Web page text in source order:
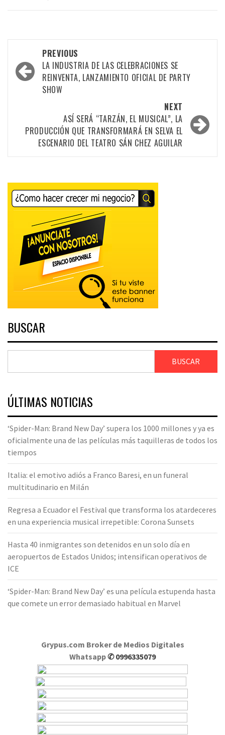
navigation
PREVIOUS
LA INDUSTRIA DE LAS CELEBRACIONES SE
REINVENTA, LANZAMIENTO OFICIAL DE PARTY
SHOW
NEXT
ASÍ SERÁ “TARZÁN, EL MUSICAL”, LA
PRODUCCIÓN QUE TRANSFORMARÁ EN SELVA EL
ESCENARIO DEL TEATRO SÁN CHEZ AGUILAR
BUSCAR
BUSCAR
ÚLTIMAS NOTICIAS
‘Spider-Man: Brand New Day’ supera los 1000 millones y ya es
oficialmente una de las películas más taquilleras de todos los
tiempos
Italia: el emotivo adiós a Franco Baresi, en un funeral
multitudinario en Milán
Regresa a Ecuador el Festival que transforma los atardeceres
en una experiencia musical irrepetible: Corona Sunsets
Hasta 40 inmigrantes son detenidos en un solo día en
aeropuertos de Estados Unidos; intensifican operativos de
ICE
‘Spider-Man: Brand New Day’ es una película estupenda hasta
que comete un error demasiado habitual en Marvel
Grypus.com Broker de Medios Digitales
Whatsapp✆ 0996335079